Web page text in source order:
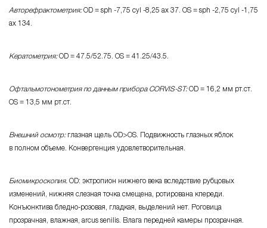
Авторефрактометрия:OD = sph -7,75 cyl -8,25 ax 37. OS = sph -2,75 cyl -1,75
ax 134.
Кератометрия:OD = 47.5/52.75. OS = 41.25/43.5.
Офтальмотонометрия по данным прибора CORVIS-ST:OD = 16,2 мм рт.ст.
OS = 13,5 мм рт.ст.
Внешний осмотр:глазная щель OD>OS. Подвижность глазных яблок
в полном объеме. Конвергенция удовлетворительная.
Биомикроскопия. OD: эктропион нижнего века вследствие рубцовых
изменений, нижняя слезная точка смещена, ротирована кпереди.
Конъюнктива бледно-розовая, гладкая, выделений нет. Роговица
прозрачная, влажная, arcus senilis. Влага передней камеры прозрачная.